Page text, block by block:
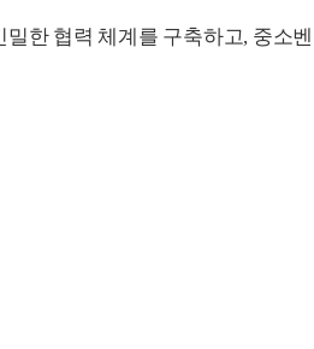
한 협력 체계를 구축하고, 중소벤